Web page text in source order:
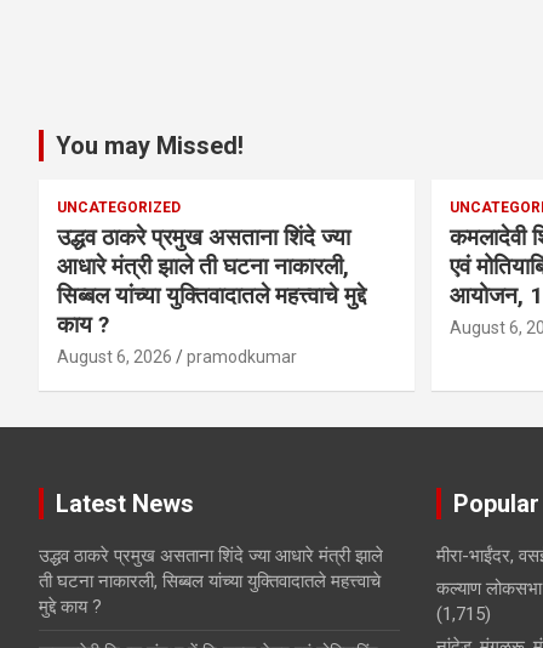
You may Missed!
UNCATEGORIZED
उद्धव ठाकरे प्रमुख असताना शिंदे ज्या
आधारे मंत्री झाले ती घटना नाकारली,
सिब्बल यांच्या युक्तिवादातले महत्त्वाचे मुद्दे
काय ?
August 6, 2026 pramodkumar
कमलादेवी
एवं
आयोजन,
August 6,
Latest News
उद्धव ठाकरे प्रमुख असताना शिंदे ज्या आधारे मंत्री झाले
ती घटना नाकारली, सिब्बल यांच्या युक्तिवादातले महत्त्वाचे
मुद्दे काय ?
मीरा-भाईंदर,
कल्याण लोकसभा
(1,715)